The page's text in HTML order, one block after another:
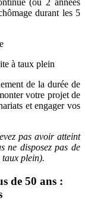
durant les 5
à taux plein
de la durée de
votre projet de
et engager vos
pas avoir atteint
ne disposez pas de
taux plein).
de 50 ans :